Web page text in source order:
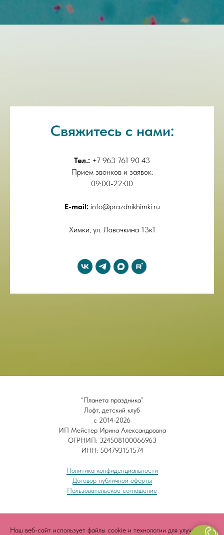
Свяжитесь с нами:
Тел.: +7 963 761 90 43
Прием звонков и заявок:
09:00-22:00
E-mail: info@prazdnikhimki.ru
Химки, ул. Лавочкина 13к1
“Планета праздника”
Лофт, детский клуб
с 2014-2026
ИП Мейстер Ирина Александровна
ОГРНИП: 324508100066963
ИНН: 504793151574
Политика конфиденциальности
Договор публичной оферты
Пользовательское соглашение
Наш веб-сайт использует файлы cookie и технологии для улучшения